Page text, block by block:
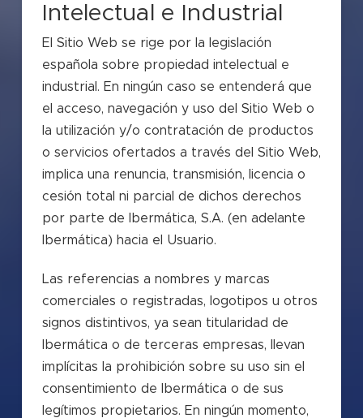
Intelectual e Industrial
El Sitio Web se rige por la legislación
española sobre propiedad intelectual e
industrial. En ningún caso se entenderá que
el acceso, navegación y uso del Sitio Web o
la utilización y/o contratación de productos
o servicios ofertados a través del Sitio Web,
implica una renuncia, transmisión, licencia o
cesión total ni parcial de dichos derechos
por parte de Ibermática, S.A. (en adelante
Ibermática) hacia el Usuario.
Las referencias a nombres y marcas
comerciales o registradas, logotipos u otros
signos distintivos, ya sean titularidad de
Ibermática o de terceras empresas, llevan
implícitas la prohibición sobre su uso sin el
consentimiento de Ibermática o de sus
legítimos propietarios. En ningún momento,